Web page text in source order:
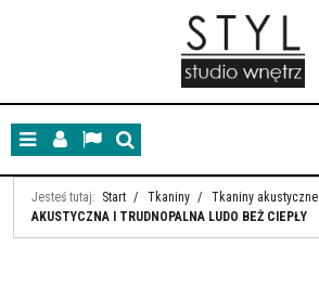
MenuPanelLangSzukaj
Jesteś tutaj: Start / Tkaniny / Tkaniny akustyczne
AKUSTYCZNA I TRUDNOPALNA LUDO BEŻ CIEPŁY